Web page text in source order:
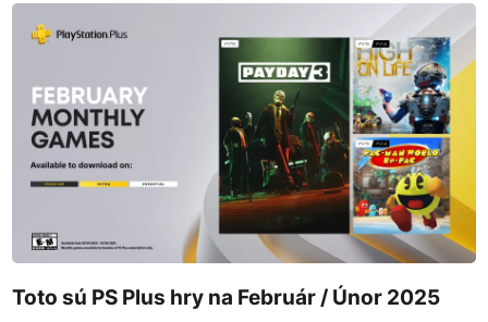
Toto sú PS Plus hry na Február / Únor 2025